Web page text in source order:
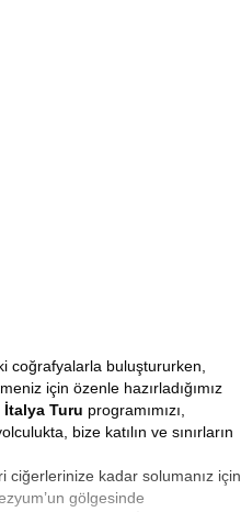
coğrafyalarla buluştururken,
için özenle hazırladığımız
İtalya Turu programımızı,
bize katılın ve sınırların
ciğerlerinize kadar solumanız için
gölgesinde